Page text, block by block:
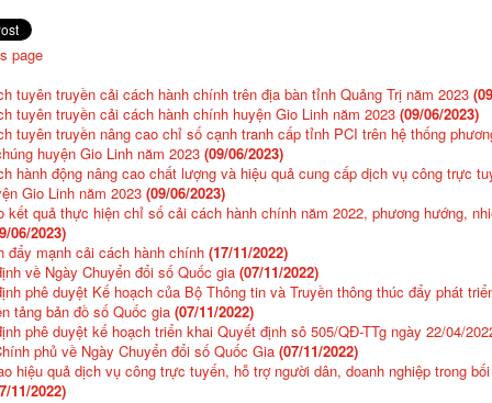
page
tuyên truyền cải cách hành chính trên địa bàn tỉnh Quảng Trị năm 2023
tuyên truyền cải cách hành chính huyện Gio Linh năm 2023 (09/06/2023)
tuyên truyền nâng cao chỉ số cạnh tranh cấp tỉnh PCI trên hệ thống
huyện Gio Linh năm 2023 (09/06/2023)
hành động nâng cao chất lượng và hiệu quả cung cấp dịch vụ công trực
Gio Linh năm 2023 (09/06/2023)
kết quả thực hiện chỉ số cải cách hành chính năm 2022, phương hướng,
06/2023)
đẩy mạnh cải cách hành chính (17/11/2022)
về Ngày Chuyển đổi số Quốc gia (07/11/2022)
phê duyệt Kế hoạch của Bộ Thông tin và Truyền thông thúc đẩy phát
tảng bản đồ số Quốc gia (07/11/2022)
phê duyệt kế hoạch triển khai Quyết định sô 505/QĐ-TTg ngày 22/04/
phủ về Ngày Chuyển đổi số Quốc Gia (07/11/2022)
hiệu quả dịch vụ công trực tuyến, hỗ trợ người dân, doanh nghiệp trong
11/2022)